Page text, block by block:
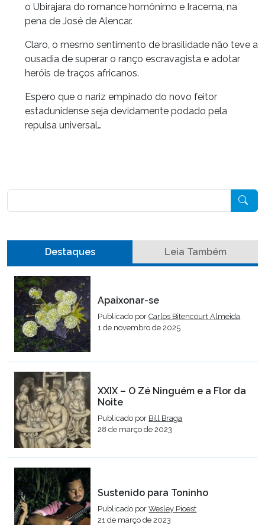
o Ubirajara do romance homônimo e Iracema, na
pena de José de Alencar.
Claro, o mesmo sentimento de brasilidade não teve a
ousadia de superar o ranço escravagista e adotar
heróis de traços africanos.
Espero que o nariz empinado do novo feitor
estadunidense seja devidamente podado pela
repulsa universal…
Destaques Leia Também
Apaixonar-se
Publicado porCarlos Bitencourt Almeida
1 de novembro de 2025
XXIX – O Zé Ninguém e a Flor da
Noite
Publicado por Bill Braga
28 de março de 2023
Sustenido para Toninho
Publicado porWesley Pioest
21 de março de 2023